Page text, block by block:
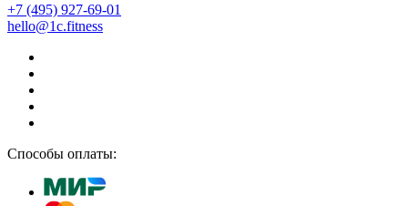
+7 (495) 927-69-01
hello@1c.fitness
Способы оплаты: